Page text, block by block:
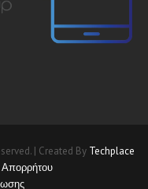
| Created By Techplace
Απορρήτου